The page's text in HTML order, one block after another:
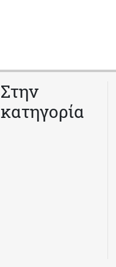
Στην
κατηγορία